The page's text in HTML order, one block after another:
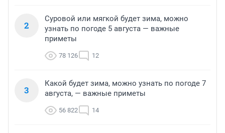
2
Суровой или мягкой будет зима, можно
узнать по погоде 5 августа — важные
приметы
78 126 12
3
Какой будет зима, можно узнать по погоде 7
августа, — важные приметы
56 822 14